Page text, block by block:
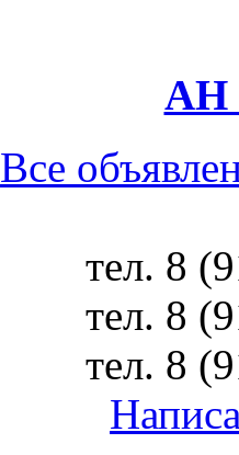
АН
Все
тел. 8
тел. 8
тел. 8